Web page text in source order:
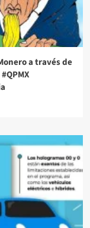
a través de